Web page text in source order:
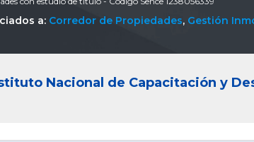
a: Corredor de Propiedades, Gestión
Nacional de Capacitación y